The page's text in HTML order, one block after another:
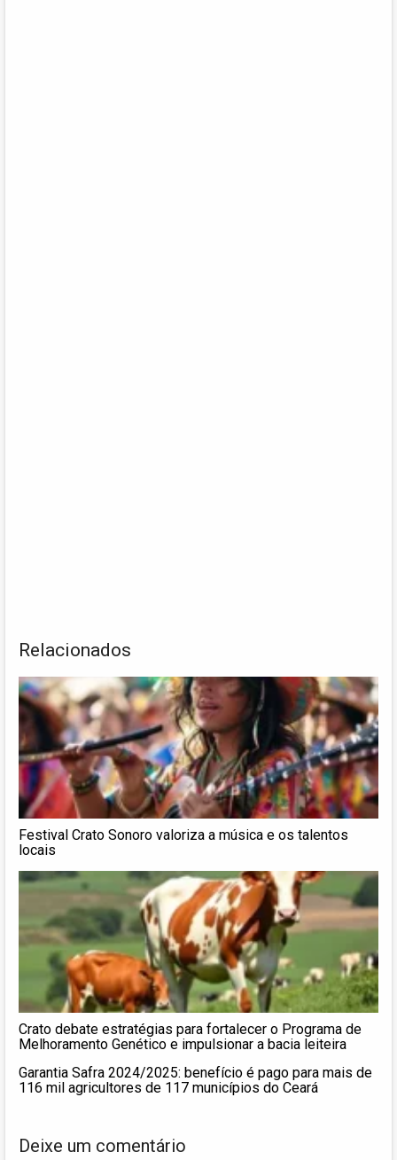
Relacionados
Festival Crato Sonoro valoriza a música e os talentos
locais
Crato debate estratégias para fortalecer o Programa de
Melhoramento Genético e impulsionar a bacia leiteira
Garantia Safra 2024/2025: benefício é pago para mais de
116 mil agricultores de 117 municípios do Ceará
Deixe um comentário